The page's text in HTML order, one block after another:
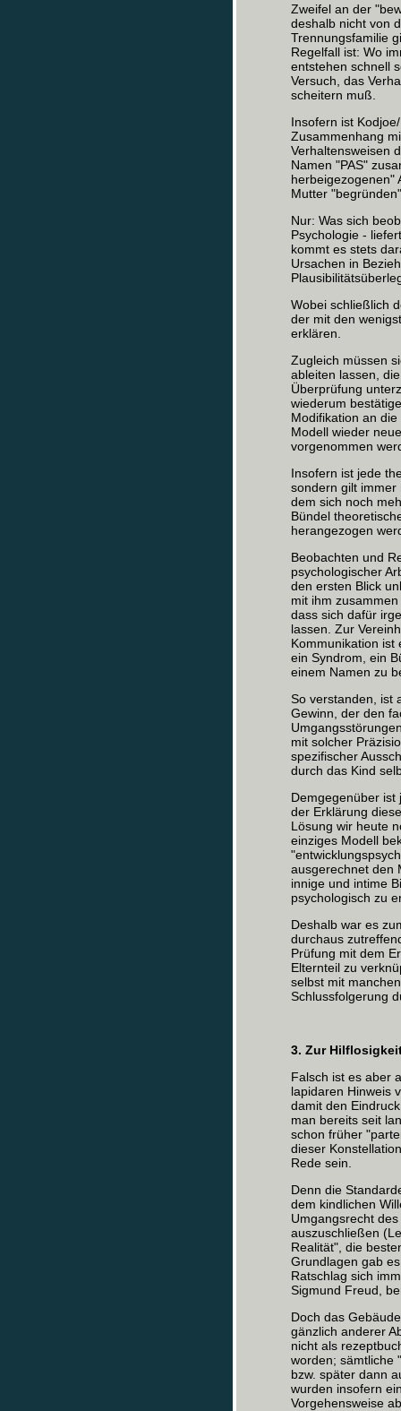
Zweifel an der
deshalb nicht von
Trennungsfamilie
Regelfall ist: Wo
entstehen schnell
Versuch, das
scheitern muß.
Insofern ist
Zusammenhang
Verhaltensweisen
Namen "PAS"
herbeigezogenen"
Mutter
Nur: Was sich
Psychologie -
kommt es stets
Ursachen in
Wobei schließlich
der mit den
erklären.
Zugleich müssen
ableiten lassen,
Überprüfung
wiederum
Modifikation an
Modell wieder
vorgenommen
Insofern ist jede
sondern gilt immer
dem sich noch
Bündel
herangezogen
Beobachten und
psychologischer
den ersten Blick
mit ihm
dass sich dafür
lassen. Zur
Kommunikation ist
ein Syndrom, ein
einem Namen zu
So verstanden, ist
Gewinn, der den
mit solcher
spezifischer
durch das Kind
Demgegenüber ist
der Erklärung
Lösung wir heute
einziges Modell
ausgerechnet den
innige und intime
psychologisch zu
Deshalb war es
durchaus
Prüfung mit dem
Elternteil zu
selbst mit
Schlussfolgerung
3. Zur
Falsch ist es aber
lapidaren Hinweis
damit den
man bereits seit
schon früher
dieser
Rede sein.
Denn die
dem kindlichen
Umgangsrecht
auszuschließen
Realität", die
Grundlagen gab
Ratschlag sich
Sigmund Freud,
Doch das
gänzlich anderer
nicht als
worden; sämtliche
bzw. später dann
wurden insofern
Vorgehensweise